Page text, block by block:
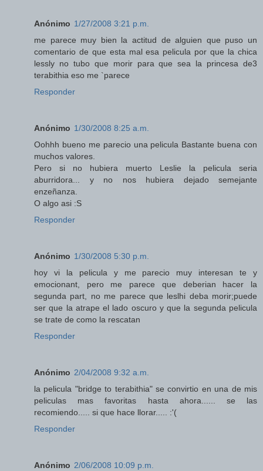
Anónimo 1/27/2008 3:21 p.m.
me parece muy bien la actitud de alguien que puso un
comentario de que esta mal esa pelicula por que la chica
lessly no tubo que morir para que sea la princesa de3
terabithia eso me `parece
Responder
Anónimo 1/30/2008 8:25 a.m.
Oohhh bueno me parecio una pelicula Bastante buena con
muchos valores.
Pero si no hubiera muerto Leslie la pelicula seria
aburridora... y no nos hubiera dejado semejante
enzeñanza.
O algo asi :S
Responder
Anónimo 1/30/2008 5:30 p.m.
hoy vi la pelicula y me parecio muy interesan te y
emocionant, pero me parece que deberian hacer la
segunda part, no me parece que leslhi deba morir;puede
ser que la atrape el lado oscuro y que la segunda pelicula
se trate de como la rescatan
Responder
Anónimo 2/04/2008 9:32 a.m.
la pelicula "bridge to terabithia" se convirtio en una de mis
peliculas mas favoritas hasta ahora...... se las
recomiendo..... si que hace llorar..... :'(
Responder
Anónimo 2/06/2008 10:09 p.m.